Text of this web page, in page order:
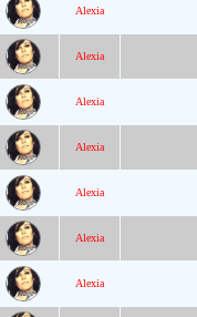
Alexia
Alexia
Alexia
Alexia
Alexia
Alexia
Alexia